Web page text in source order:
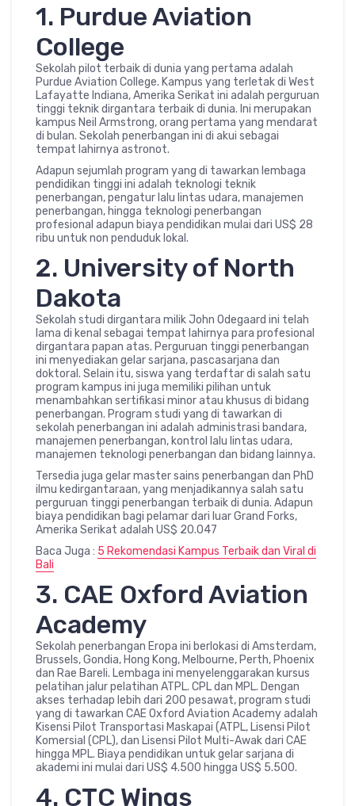
1. Purdue Aviation
College
Sekolah pilot terbaik di dunia yang pertama adalah
Purdue Aviation College. Kampus yang terletak di West
Lafayatte Indiana, Amerika Serikat ini adalah perguruan
tinggi teknik dirgantara terbaik di dunia. Ini merupakan
kampus Neil Armstrong, orang pertama yang mendarat
di bulan. Sekolah penerbangan ini di akui sebagai
tempat lahirnya astronot.
Adapun sejumlah program yang di tawarkan lembaga
pendidikan tinggi ini adalah teknologi teknik
penerbangan, pengatur lalu lintas udara, manajemen
penerbangan, hingga teknologi penerbangan
profesional adapun biaya pendidikan mulai dari US$ 28
ribu untuk non penduduk lokal.
2. University of North
Dakota
Sekolah studi dirgantara milik John Odegaard ini telah
lama di kenal sebagai tempat lahirnya para profesional
dirgantara papan atas. Perguruan tinggi penerbangan
ini menyediakan gelar sarjana, pascasarjana dan
doktoral. Selain itu, siswa yang terdaftar di salah satu
program kampus ini juga memiliki pilihan untuk
menambahkan sertifikasi minor atau khusus di bidang
penerbangan. Program studi yang di tawarkan di
sekolah penerbangan ini adalah administrasi bandara,
manajemen penerbangan, kontrol lalu lintas udara,
manajemen teknologi penerbangan dan bidang lainnya.
Tersedia juga gelar master sains penerbangan dan PhD
ilmu kedirgantaraan, yang menjadikannya salah satu
perguruan tinggi penerbangan terbaik di dunia. Adapun
biaya pendidikan bagi pelamar dari luar Grand Forks,
Amerika Serikat adalah US$ 20.047
Baca Juga : 5 Rekomendasi Kampus Terbaik dan Viral di
Bali
3. CAE Oxford Aviation
Academy
Sekolah penerbangan Eropa ini berlokasi di Amsterdam,
Brussels, Gondia, Hong Kong, Melbourne, Perth, Phoenix
dan Rae Bareli. Lembaga ini menyelenggarakan kursus
pelatihan jalur pelatihan ATPL. CPL dan MPL. Dengan
akses terhadap lebih dari 200 pesawat, program studi
yang di tawarkan CAE Oxford Aviation Academy adalah
Kisensi Pilot Transportasi Maskapai (ATPL, Lisensi Pilot
Komersial (CPL), dan Lisensi Pilot Multi-Awak dari CAE
hingga MPL. Biaya pendidikan untuk gelar sarjana di
akademi ini mulai dari US$ 4.500 hingga US$ 5.500.
4. CTC Wings